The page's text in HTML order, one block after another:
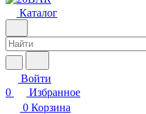
Каталог
Войти
0
Избранное
0 Корзина